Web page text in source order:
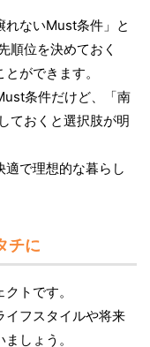
れないMust条件」と
順位を決めておく
ができます。
条件だけど、「南
ておくと選択肢が明
で理想的な暮らし
チに
トです。
イフスタイルや将来
しょう。